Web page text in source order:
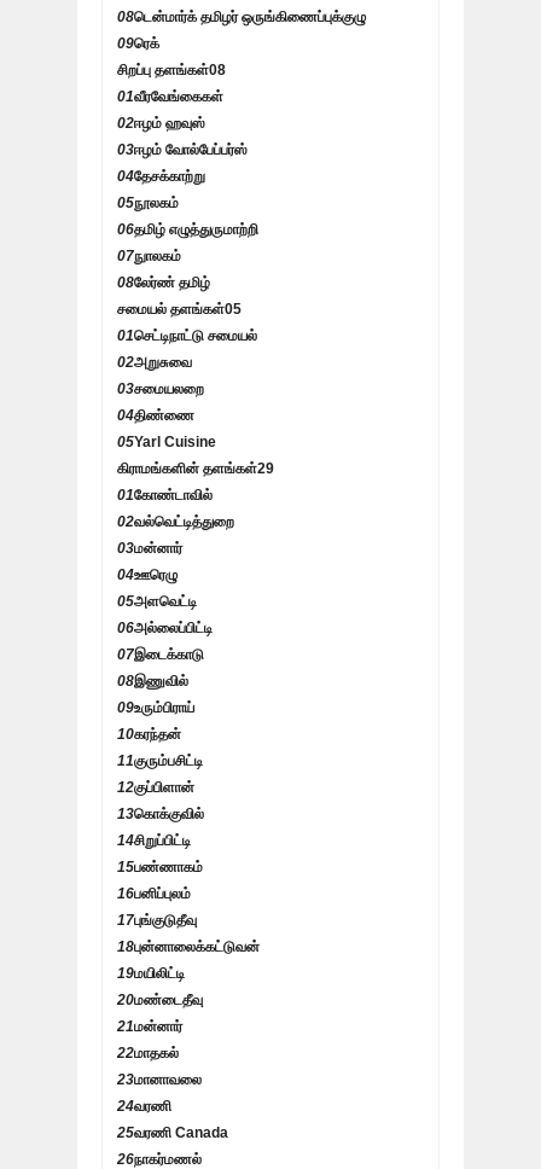
08டென்மார்க் தமிழர் ஒருங்கிணைப்புக்குழு
09ரெக்
சிறப்பு தளங்கள்08
01வீரவேங்கைகள்
02ஈழம் ஹவுஸ்
03ஈழம் வோல்பேப்பர்ஸ்
04தேசக்காற்று
05நூலகம்
06தமிழ் எழுத்துருமாற்றி
07நுாலகம்
08லேர்ண் தமிழ்
சமையல் தளங்கள்05
01செட்டிநாட்டு சமையல்
02அறுசுவை
03சமையலறை
04திண்ணை
05Yarl Cuisine
கிராமங்களின் தளங்கள்29
01கோண்டாவில்
02வல்வெட்டித்துறை
03மன்னார்
04ஊரெழு
05அளவெட்டி
06அல்லைப்பிட்டி
07இடைக்காடு
08இணுவில்
09உரும்பிராய்
10கரந்தன்
11குரும்பசிட்டி
12குப்பிளான்
13கொக்குவில்
14சிறுப்பிட்டி
15பண்ணாகம்
16பனிப்புலம்
17புங்குடுதீவு
18புன்னாலைக்கட்டுவன்
19மயிலிட்டி
20மண்டைதீவு
21மன்னார்
22மாதகல்
23மானாவலை
24வரணி
25வரணி Canada
26நாகர்மணல்